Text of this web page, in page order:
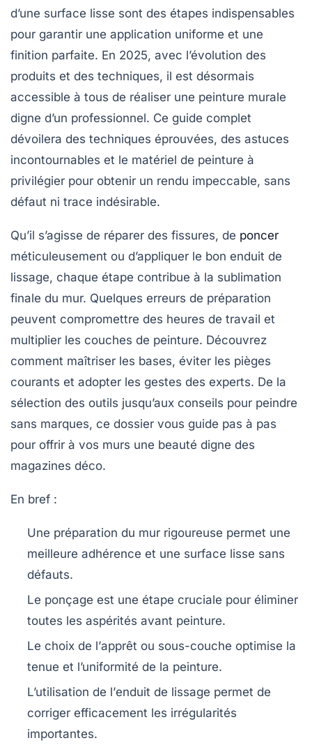
d’une surface lisse sont des étapes indispensables
pour garantir une application uniforme et une
finition parfaite. En 2025, avec l’évolution des
produits et des techniques, il est désormais
accessible à tous de réaliser une peinture murale
digne d’un professionnel. Ce guide complet
dévoilera des techniques éprouvées, des astuces
incontournables et le matériel de peinture à
privilégier pour obtenir un rendu impeccable, sans
défaut ni trace indésirable.
Qu’il s’agisse de réparer des fissures, de poncer
méticuleusement ou d’appliquer le bon enduit de
lissage, chaque étape contribue à la sublimation
finale du mur. Quelques erreurs de préparation
peuvent compromettre des heures de travail et
multiplier les couches de peinture. Découvrez
comment maîtriser les bases, éviter les pièges
courants et adopter les gestes des experts. De la
sélection des outils jusqu’aux conseils pour peindre
sans marques, ce dossier vous guide pas à pas
pour offrir à vos murs une beauté digne des
magazines déco.
En bref :
Une préparation du mur rigoureuse permet une
meilleure adhérence et une surface lisse sans
défauts.
Le ponçage est une étape cruciale pour éliminer
toutes les aspérités avant peinture.
Le choix de l’apprêt ou sous-couche optimise la
tenue et l’uniformité de la peinture.
L’utilisation de l’enduit de lissage permet de
corriger efficacement les irrégularités
importantes.